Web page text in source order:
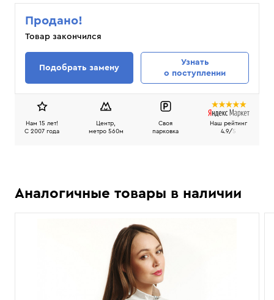
Продано!
Товар закончился
Подобрать замену
Узнать
о поступлении
Нам 15 лет!
C 2007 года
Центр,
метро 560м
Своя
парковка
Наш рейтинг
4.9/5
Аналогичные товары в наличии